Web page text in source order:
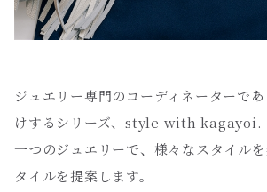
ジュエリー専門のコーディネーターで
けするシリーズ、style with kagayoi.
一つのジュエリーで、様々なスタイル
タイルを提案します。